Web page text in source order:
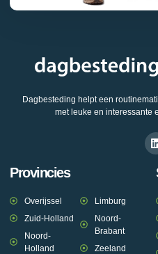
Dagbesteding helpt een
met leuke en interessante
Provincies
Overijssel
Zuid-Holland
Noord-
Holland
Limburg
Noord-
Brabant
Zeeland